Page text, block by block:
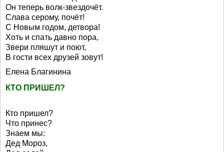
Он теперь волк-звездочёт.
Слава серому, почёт!
С Новым годом, детвора!
Хоть и спать давно пора,
Звери пляшут и поют,
В гости всех друзей зовут!
Елена Благинина
КТО ПРИШЕЛ?
Кто пришел?
Что принес?
Знаем мы:
Дед Мороз,